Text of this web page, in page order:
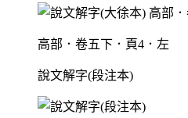
高部．卷五下．頁4．左
說文解字(段注本)